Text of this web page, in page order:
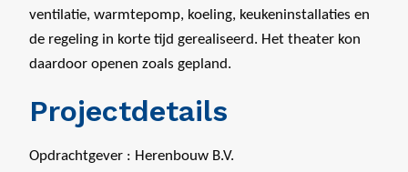
ventilatie, warmtepomp, koeling, keukeninstallaties en
de regeling in korte tijd gerealiseerd. Het theater kon
daardoor openen zoals gepland.
Projectdetails
Opdrachtgever : Herenbouw B.V.